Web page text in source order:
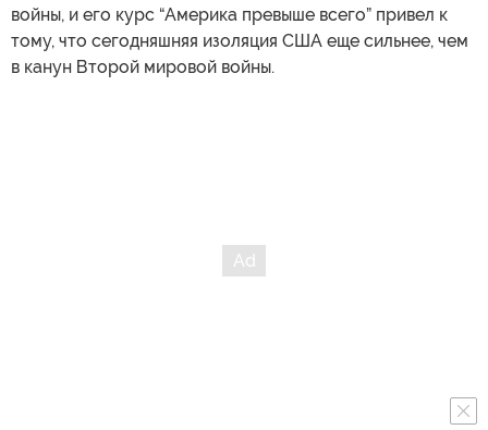
войны, и его курс “Америка превыше всего” привел к
тому, что сегодняшняя изоляция США еще сильнее, чем
в канун Второй мировой войны.